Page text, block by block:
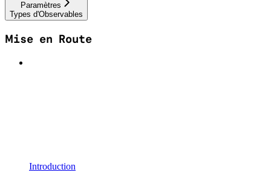
Paramètres
Types d'Observables
Mise en Route
Introduction